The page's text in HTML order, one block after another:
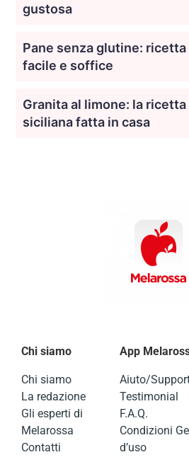
gustosa
Pane senza glutine:
facile e soffice
Granita al limone: la
siciliana fatta in casa
Chi siamo
Chi siamo
La redazione
Gli esperti di
Melarossa
Contatti
App
Aiuto/
Testimonial
F.A.Q.
Condizioni
d’uso